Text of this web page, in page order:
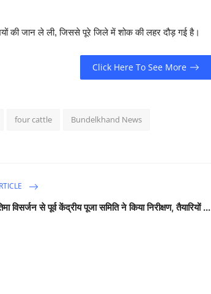
की जान ले ली, जिससे पूरे जिले में शोक की लहर दौड़ गई है।
Click Here To See More
four cattle Bundelkhand News
विसर्जन से पूर्व केंद्रीय पूजा समिति ने किया निरीक्षण, तैयारियों ...